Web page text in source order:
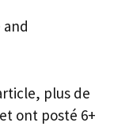
plus de
ont posté 6+